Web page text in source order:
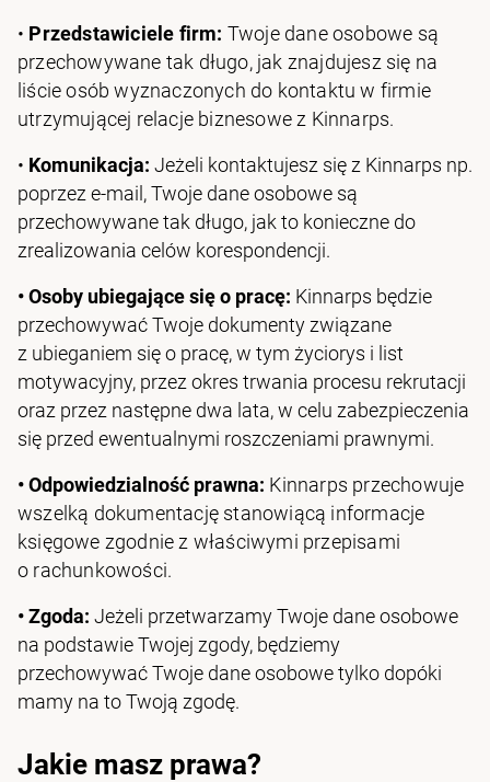
• Przedstawiciele firm: Twoje dane osobowe są
przechowywane tak długo, jak znajdujesz się na
liście osób wyznaczonych do kontaktu w firmie
utrzymującej relacje biznesowe z Kinnarps.
• Komunikacja: Jeżeli kontaktujesz się z Kinnarps np.
poprzez e‑mail, Twoje dane osobowe są
przechowywane tak długo, jak to konieczne do
zrealizowania celów korespondencji.
• Osoby ubiegające się o pracę: Kinnarps będzie
przechowywać Twoje dokumenty związane
z ubieganiem się o pracę, w tym życiorys i list
motywacyjny, przez okres trwania procesu rekrutacji
oraz przez następne dwa lata, w celu zabezpieczenia
się przed ewentualnymi roszczeniami prawnymi.
• Odpowiedzialność prawna: Kinnarps przechowuje
wszelką dokumentację stanowiącą informacje
księgowe zgodnie z właściwymi przepisami
o rachunkowości.
•Zgoda: Jeżeli przetwarzamy Twoje dane osobowe
na podstawie Twojej zgody, będziemy
przechowywać Twoje dane osobowe tylko dopóki
mamy na to Twoją zgodę.
Jakie masz prawa?